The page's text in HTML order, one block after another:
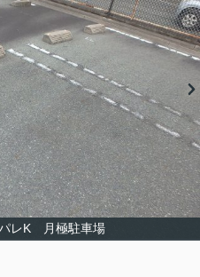
パレK 月極駐車場